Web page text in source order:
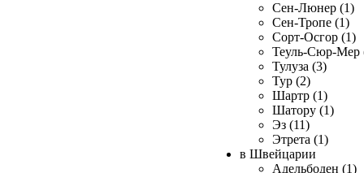
Сен-Люнер (1)
Сен-Тропе (1)
Сорт-Осгор (1)
Теуль-Сюр-Мер
Тулуза (3)
Тур (2)
Шартр (1)
Шатору (1)
Эз (11)
Этрета (1)
в Швейцарии
Адельбоден (1)